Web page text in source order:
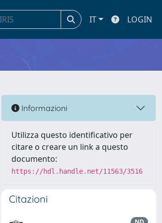
IT LOGIN
Informazioni
Utilizza questo identificativo per
citare o creare un link a questo
documento:
https://hdl.handle.net/11563/3516
Citazioni